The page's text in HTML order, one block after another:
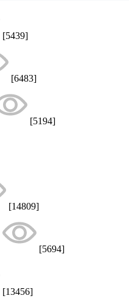
[5439]
[6483]
[5194]
[14809]
[5694]
[13456]